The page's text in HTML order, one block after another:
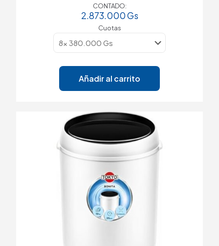
CONTADO:
2.873.000Gs
Cuotas
Añadir al carrito